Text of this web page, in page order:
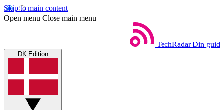
Skip to main content
Open menu Close main menu
TechRadar Din
DK Edition